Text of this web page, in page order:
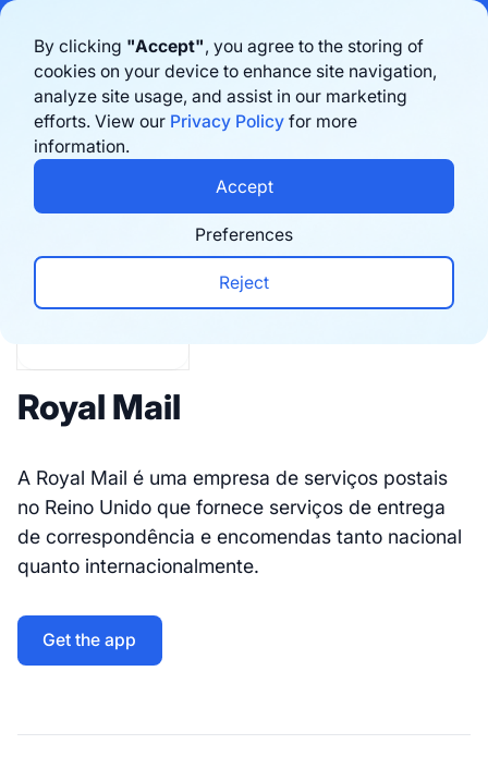
By clicking "Accept", you agree to the storing of
cookies on your device to enhance site navigation,
analyze site usage, and assist in our marketing
efforts. View our Privacy Policy for more
information.
Preferences
Reject
Accept
Benelux in 2026. Learn morehere
Agende uma demonstração
Integrations
Royal Mail
A Royal Mail é uma empresa de serviços postais
no Reino Unido que fornece serviços de entrega
de correspondência e encomendas tanto nacional
quanto internacionalmente.
Get the app